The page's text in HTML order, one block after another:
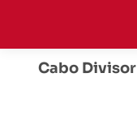
Cabo